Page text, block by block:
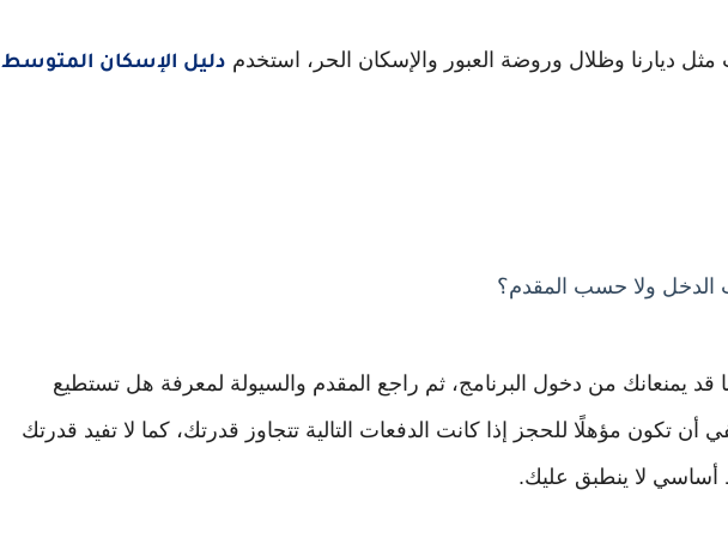
مثل ديارنا وظلال وروضة العبور والإسكان الحر، استخدم دليل الإسكان المتوسط
الدخل ولا حسب المقدم؟
كانا قد يمنعانك من دخول البرنامج، ثم راجع المقدم والسيولة لمعرفة هل تستطيع
أن تكون مؤهلًا للحجز إذا كانت الدفعات التالية تتجاوز قدرتك، كما لا تفيد قدرتك
أساسي لا ينطبق عليك.